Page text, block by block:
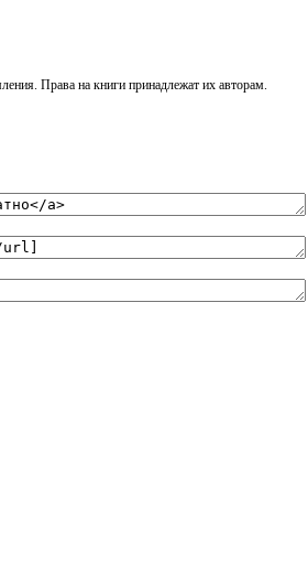
Права на книги принадлежат их авторам.